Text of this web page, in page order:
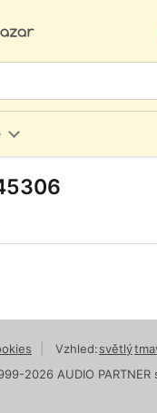
Vzhled:světlý
2026 AUDIO PARTNER